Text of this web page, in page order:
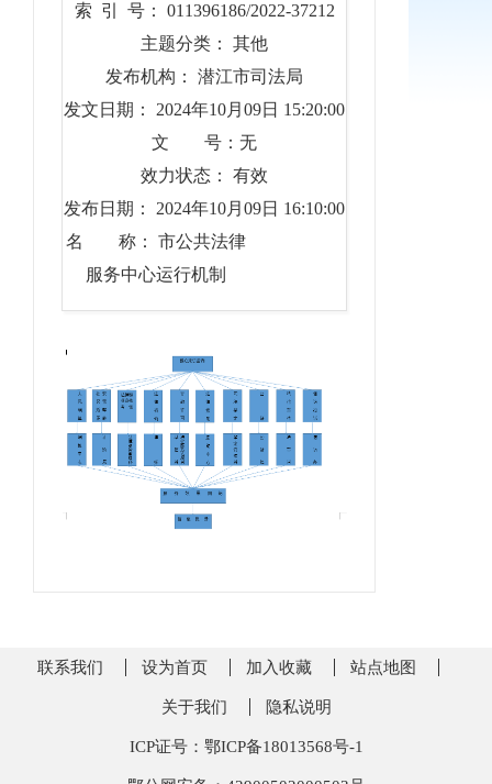
索 引 号： 011396186/2022-37212
主题分类： 其他
发布机构： 潜江市司法局
发文日期： 2024年10月09日 15:20:00
文 号：无
效力状态： 有效
发布日期： 2024年10月09日 16:10:00
名 称： 市公共法律
服务中心运行机制
联系我们 设为首页 加入收藏 站点地图
关于我们 隐私说明
ICP证号：鄂ICP备18013568号-1